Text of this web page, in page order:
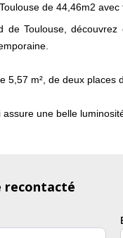
de 44,46m2
de Toulouse,
5,57 m², de deux places
une belle
extérieurs), espaces
avec tri.
recontacté